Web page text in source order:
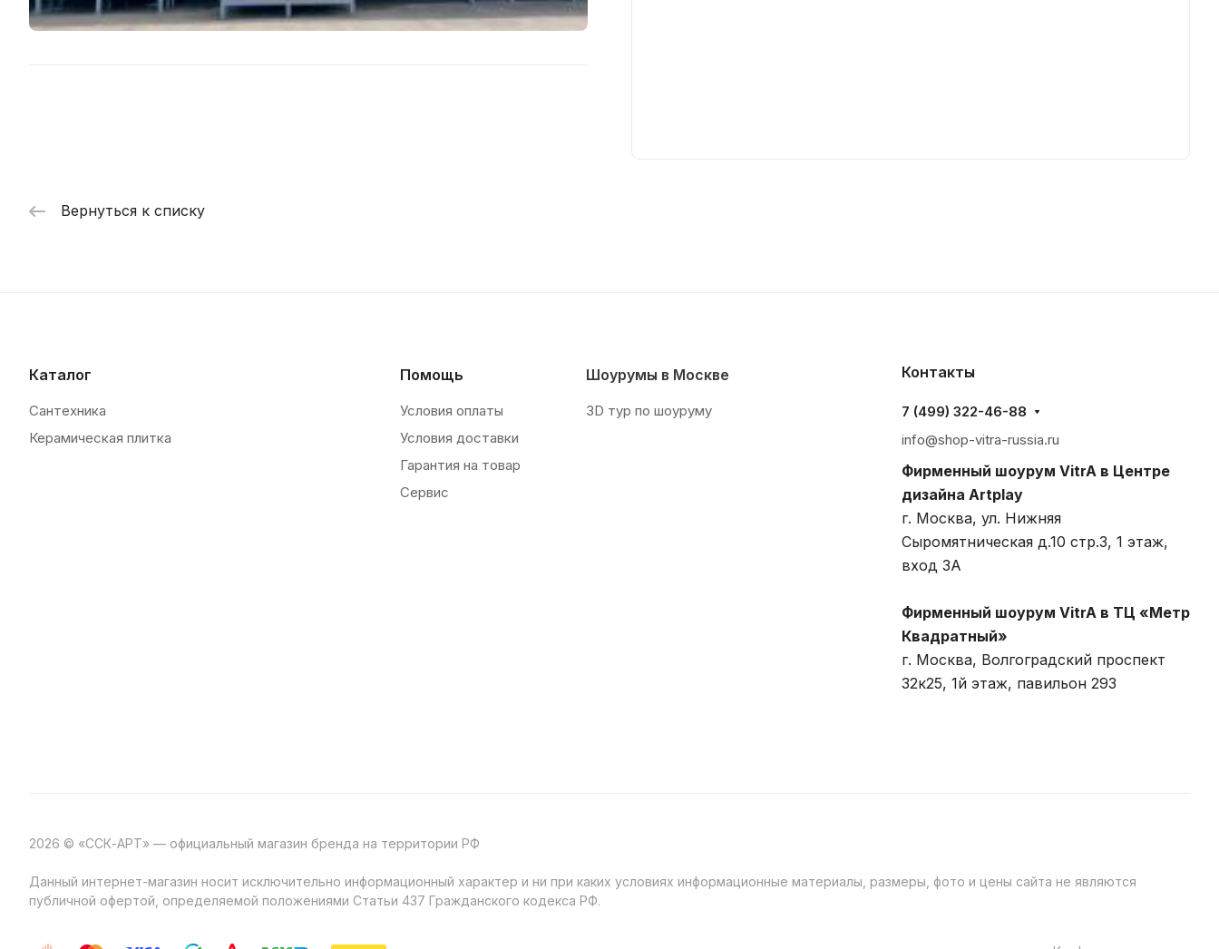
Вернуться к списку
Каталог
Сантехника
Керамическая плитка
Помощь
Условия оплаты
Условия доставки
Гарантия на товар
Сервис
Шоурумы в Москве
3D тур по шоуруму
Контакты
7 (499) 322-46-88
info@shop-vitra-russia.ru
Фирменный шоурум VitrA в Центре
дизайна Artplay
г. Москва, ул. Нижняя
Сыромятническая д.10 стр.3, 1 этаж,
вход 3A
Фирменный шоурум VitrA в ТЦ «Метр
Квадратный»
г. Москва, Волгоградский проспект
32к25, 1й этаж, павильон 293
2026 © «ССК-АРТ» — официальный магазин бренда на территории РФ
Данный интернет-магазин носит исключительно информационный характер и ни при каких условиях информационные материалы, размеры, фото и цены сайта не являются
публичной офертой, определяемой положениями Статьи 437 Гражданского кодекса РФ.